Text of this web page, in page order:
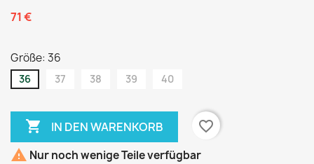
71 €
Größe: 36
36 37 38 39 40
 IN DEN WARENKORB
favorite_border
 Nur noch wenige Teile verfügbar